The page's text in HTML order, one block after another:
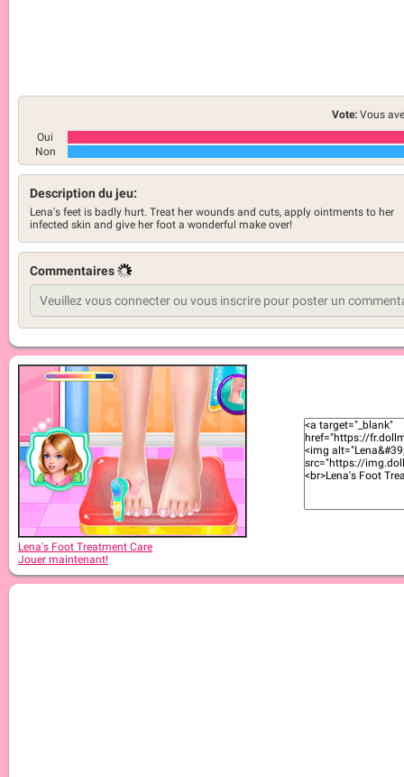
Vote: Vous
Oui
Non
Description du jeu:
Lena's feet is badly hurt. Treat her wounds and cuts, apply ointments to her
infected skin and give her foot a wonderful make over!
Commentaires
Lena's Foot Treatment Care
Jouer maintenant!